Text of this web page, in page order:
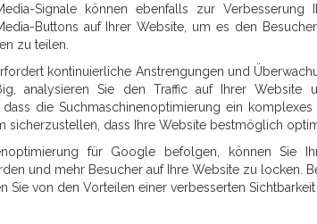
Signale können ebenfalls zur Verbesserung
Buttons auf Ihrer Website, um es den
zu teilen.
kontinuierliche Anstrengungen und
analysieren Sie den Traffic auf Ihrer Website
die Suchmaschinenoptimierung ein
sicherzustellen, dass Ihre Website bestmöglich
für Google befolgen, können Sie
und mehr Besucher auf Ihre Website zu locken.
Sie von den Vorteilen einer verbesserten